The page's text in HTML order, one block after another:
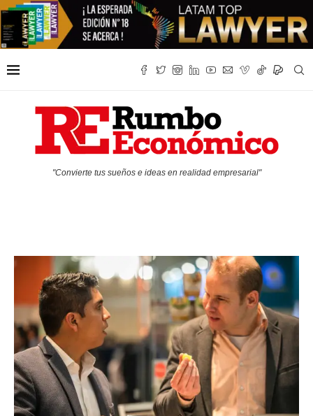
"Convierte tus sueños e ideas en realidad empresarial"